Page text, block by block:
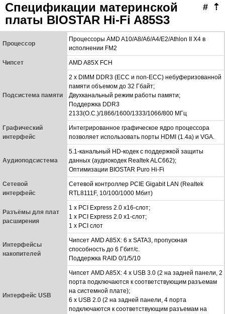
⇡
#
Спецификации материнской
платы BIOSTAR Hi-Fi A85S3
Процессор
Процессоры AMD A10/A8/A6/A4/E2/Athlon II X4 в
исполнении FM2
Чипсет AMD A85X FCH
Подсистема памяти
2 x DIMM DDR3 (ECC и non-ECC) небуферизованной
памяти объемом до 32 Гбайт;
Двухканальный режим работы памяти;
Поддержка DDR3
2133(O.C.)/1866/1600/1333/1066/800 МГц
Графический
интерфейс
Интегрированное графическое ядро процессора
позволяет использовать порты HDMI (1.4a) и VGA.
Аудиоподсистема
5.1-канальный HD-кодек с поддержкой защиты
данных (аудиокодек Realtek ALC662);
Оптимизации BIOSTAR Puro Hi-Fi
Сетевой
интерфейс
Сетевой контроллер PCIE Gigabit LAN (Realtek
RTL8111F, 10/100/1000 Мбит)
Разъёмы для плат
расширения
1 х PCI Express 2.0 x16-слот;
1 х PCI Express 2.0 x1-слот;
1 x PCI слот
Интерфейсы
накопителей
Чипсет AMD A85X: 6 x SATA3, пропускная
способность до 6 Гбит/с.
Поддержка RAID 0/1/5/10
Интерфейс USB
Чипсет AMD A85X: 4 x USB 3.0 (2 на задней панели, 2
порта подключаются к соответствующим разъемам
на системной плате);
6 x USB 2.0 (2 на задней панели, 4 порта
подключаются к соответствующим разъемам на